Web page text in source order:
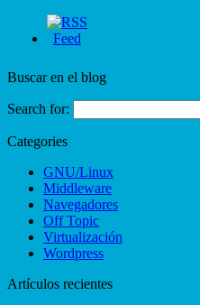
Buscar en el blog
Search for:
Categories
GNU/Linux
Middleware
Navegadores
Off Topic
Virtualización
Wordpress
Artículos recientes